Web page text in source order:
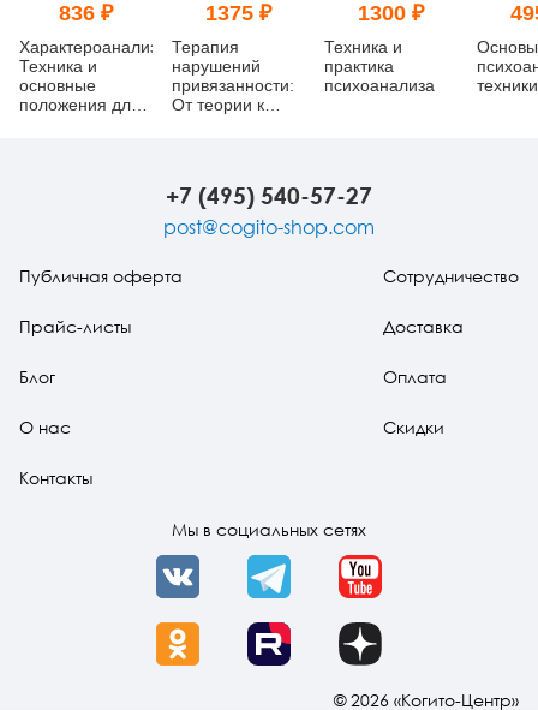
836 ₽
Характероанализ:
Техника и
основные
положения для
1375 ₽
Терапия
нарушений
привязанности:
От теории к
1300 ₽
Техника и
практика
психоанализа
Основы
техники
+7 (495) 540-57-27
post@cogito-shop.com
Публичная оферта
Прайс-листы
Блог
О нас
Контакты
Сотрудничество
Доставка
Оплата
Скидки
Мы в социальных сетях
VK Telegram YouTube
OK Rutube Dzen
© 2026 «Когито-Центр»